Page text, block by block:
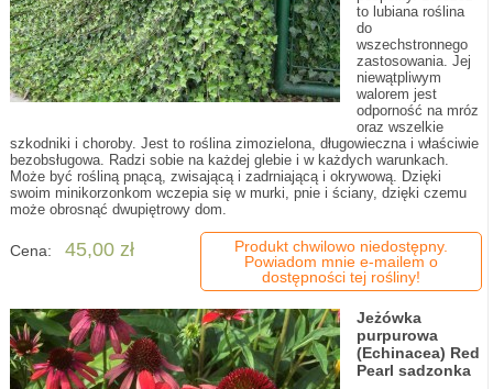
to lubiana roślina
do
wszechstronnego
zastosowania. Jej
niewątpliwym
walorem jest
odporność na mróz
oraz wszelkie
szkodniki i choroby. Jest to roślina zimozielona, długowieczna i właściwie
bezobsługowa. Radzi sobie na każdej glebie i w każdych warunkach.
Może być rośliną pnącą, zwisającą i zadrniającą i okrywową. Dzięki
swoim minikorzonkom wczepia się w murki, pnie i ściany, dzięki czemu
może obrosnąć dwupiętrowy dom.
Cena: 45,00 zł
Produkt chwilowo niedostępny.
Powiadom mnie e-mailem o
dostępności tej rośliny!
Jeżówka
purpurowa
(Echinacea) Red
Pearl sadzonka